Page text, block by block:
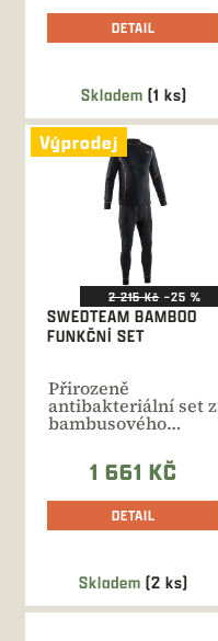
Skladem (1 ks)
DETAIL
Výprodej
2 215 Kč –25 %
Skladem (2 ks)
SWEDTEAM BAMBOO
FUNKČNÍ SET
Přirozeně
antibakteriální set z
bambusového
vlhkost od těla a...
1 661 KČ
DETAIL